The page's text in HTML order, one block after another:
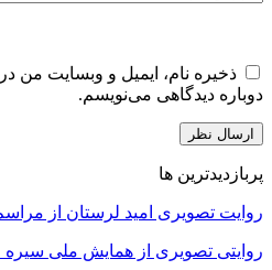
ذخیره نام، ایمیل و وبسایت من
دوباره دیدگاهی می‌نویسم.
پربازدیدترین ها
روایت تصویری امید لرستان از
روایتی تصویری از همایش ملی